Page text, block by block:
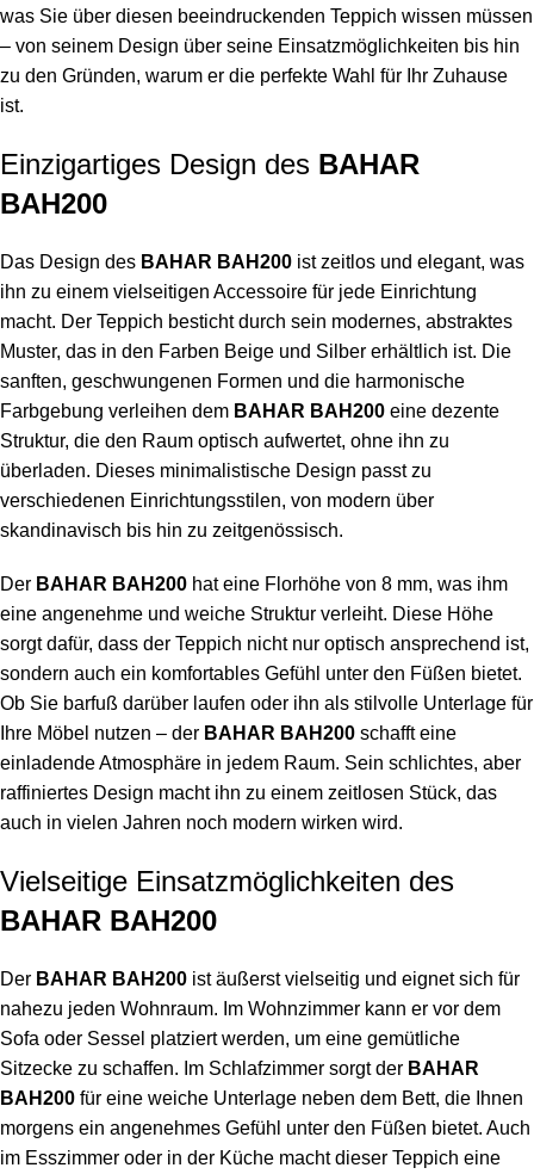
was Sie über diesen beeindruckenden Teppich wissen müssen
– von seinem Design über seine Einsatzmöglichkeiten bis hin
zu den Gründen, warum er die perfekte Wahl für Ihr Zuhause
ist.
Einzigartiges Design des BAHAR
BAH200
Das Design des BAHAR BAH200 ist zeitlos und elegant, was
ihn zu einem vielseitigen Accessoire für jede Einrichtung
macht. Der Teppich besticht durch sein modernes, abstraktes
Muster, das in den Farben Beige und Silber erhältlich ist. Die
sanften, geschwungenen Formen und die harmonische
Farbgebung verleihen dem BAHAR BAH200 eine dezente
Struktur, die den Raum optisch aufwertet, ohne ihn zu
überladen. Dieses minimalistische Design passt zu
verschiedenen Einrichtungsstilen, von modern über
skandinavisch bis hin zu zeitgenössisch.
Der BAHAR BAH200 hat eine Florhöhe von 8 mm, was ihm
eine angenehme und weiche Struktur verleiht. Diese Höhe
sorgt dafür, dass der Teppich nicht nur optisch ansprechend ist,
sondern auch ein komfortables Gefühl unter den Füßen bietet.
Ob Sie barfuß darüber laufen oder ihn als stilvolle Unterlage für
Ihre Möbel nutzen – der BAHAR BAH200 schafft eine
einladende Atmosphäre in jedem Raum. Sein schlichtes, aber
raffiniertes Design macht ihn zu einem zeitlosen Stück, das
auch in vielen Jahren noch modern wirken wird.
Vielseitige Einsatzmöglichkeiten des
BAHAR BAH200
Der BAHAR BAH200 ist äußerst vielseitig und eignet sich für
nahezu jeden Wohnraum. Im Wohnzimmer kann er vor dem
Sofa oder Sessel platziert werden, um eine gemütliche
Sitzecke zu schaffen. Im Schlafzimmer sorgt der BAHAR
BAH200 für eine weiche Unterlage neben dem Bett, die Ihnen
morgens ein angenehmes Gefühl unter den Füßen bietet. Auch
im Esszimmer oder in der Küche macht dieser Teppich eine